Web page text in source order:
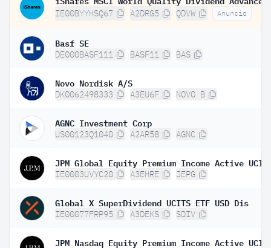
IE00BYYHSQ67 A2DRG5 QDVW Anuncio
Basf SE
DE000BASF111 BASF11 BAS
Novo Nordisk A/S
DK0062498333 A3EU6F NOVO B
AGNC Investment Corp
US00123Q1040 A2AR58 AGNC
IE0003UVYC20 A3EHRE JEPG
Global X SuperDividend UCITS ETF USD Dis
IE00077FRP95 A3DEKS SDIV